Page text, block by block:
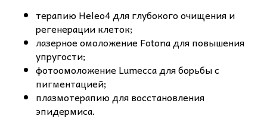
терапию Heleo4 для глубокого очищения и
регенерации клеток;
лазерное омоложение Fotona для повышения
упругости;
фотоомоложение Lumecca для борьбы с
пигментацией;
плазмотерапию для восстановления
эпидермиса.